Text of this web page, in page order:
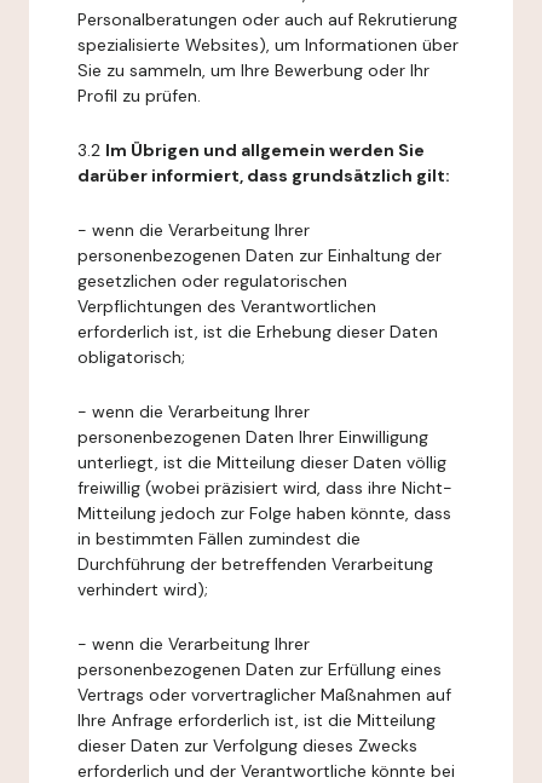
Personalberatungen oder auch auf Rekrutierung
spezialisierte Websites), um Informationen über
Sie zu sammeln, um Ihre Bewerbung oder Ihr
Profil zu prüfen.
3.2 Im Übrigen und allgemein werden Sie
darüber informiert, dass grundsätzlich gilt:
- wenn die Verarbeitung Ihrer
personenbezogenen Daten zur Einhaltung der
gesetzlichen oder regulatorischen
Verpflichtungen des Verantwortlichen
erforderlich ist, ist die Erhebung dieser Daten
obligatorisch;
- wenn die Verarbeitung Ihrer
personenbezogenen Daten Ihrer Einwilligung
unterliegt, ist die Mitteilung dieser Daten völlig
freiwillig (wobei präzisiert wird, dass ihre Nicht-
Mitteilung jedoch zur Folge haben könnte, dass
in bestimmten Fällen zumindest die
Durchführung der betreffenden Verarbeitung
verhindert wird);
- wenn die Verarbeitung Ihrer
personenbezogenen Daten zur Erfüllung eines
Vertrags oder vorvertraglicher Maßnahmen auf
Ihre Anfrage erforderlich ist, ist die Mitteilung
dieser Daten zur Verfolgung dieses Zwecks
erforderlich und der Verantwortliche könnte bei